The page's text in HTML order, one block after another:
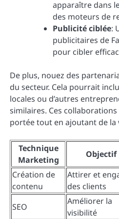
apparaître dans
des moteurs de
Publicité ciblée:
publicitaires de
pour cibler
De plus, nouez des
du secteur. Cela pourrait
locales ou d’autres
similaires. Ces
portée tout en ajoutant de la
Technique
Marketing
Objectif
Création de
contenu
Attirer et
des clients
SEO
Améliorer la
visibilité